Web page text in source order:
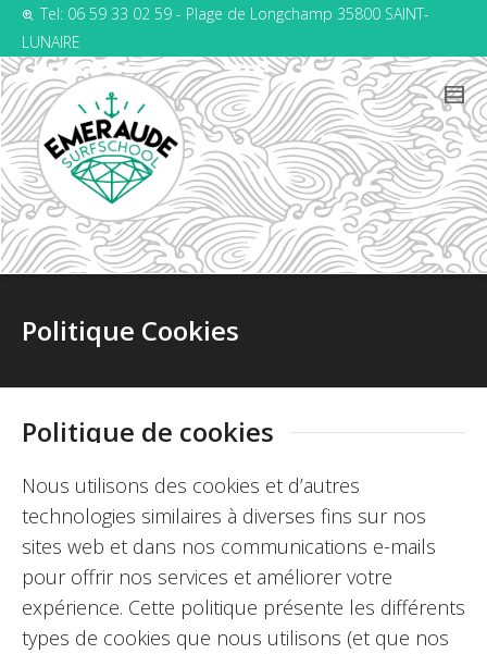
Tel: 06 59 33 02 59 - Plage de Longchamp 35800 SAINT-
LUNAIRE
Politique Cookies
Politique de cookies
Nous utilisons des cookies et d’autres
technologies similaires à diverses fins sur nos
sites web et dans nos communications e-mails
pour offrir nos services et améliorer votre
expérience. Cette politique présente les différents
types de cookies que nous utilisons (et que nos